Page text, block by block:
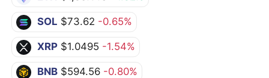
SOL $73.62 -0.65%
XRP $1.0495 -1.54%
BNB $594.56 -0.80%